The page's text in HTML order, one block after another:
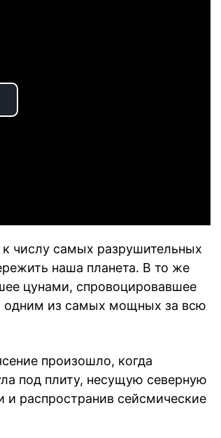
числу самых разрушительных
наша планета. В то же
цунами, спровоцировавшее
из самых мощных за всю
произошло, когда
под плиту, несущую северную
распространив сейсмические